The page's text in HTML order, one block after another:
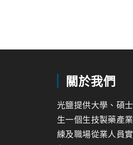
關於我們
光鹽提供大學、碩
生一個生技製藥產
練及職場從業人員